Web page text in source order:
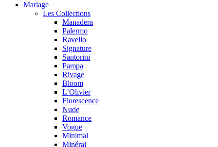
Mariage
Les Collections
Manadera
Palermo
Ravello
Signature
Santorini
Pampa
Rivage
Bloom
L’Olivier
Florescence
Nude
Romance
Vogue
Minimal
Minéral